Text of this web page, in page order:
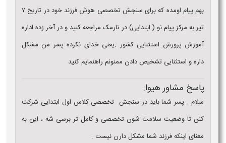
بهم پیام اومده که برای سنجش تخصصی هوش فرزند خود در تاریخ ۷
تیر به مرکز پیام نو ( ابتدایی) در نارمک مراجعه کنید و در آخر زده اداره
آموزش پرورش استثنایی کشور .یعنی خدای نکرده پسر من مشکل
داره و استثنایی تشخیص دادن ممنونم راهنمایم کنید
پاسخ مشاور هیوا:
سلام . پسر شما باید در سنجش تخصصی کلاس اول ابتدایی شرکت
کنن تا وضعیت سلامت شون تخصصی و کامل تر برسی شه ، این به
معنای اینکه فرزند شما مشکل دارن نیست .